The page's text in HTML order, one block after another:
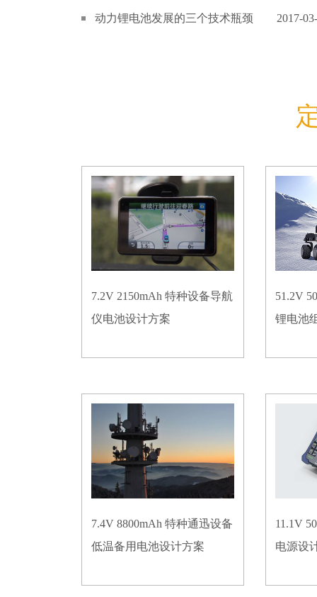
动力锂电池发展的三个技术瓶颈 2017-
7.2V 2150mAh 特种设备导航
仪电池设计方案
51.2V
锂电池
7.4V 8800mAh 特种通迅设备
低温备用电池设计方案
11.1V
电源设